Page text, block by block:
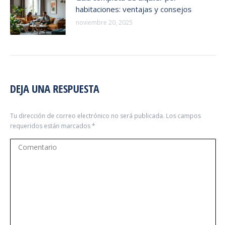
habitaciones: ventajas y consejos
noviembre 20, 2025
DEJA UNA RESPUESTA
Tu dirección de correo electrónico no será publicada. Los campos
requeridos están marcados*
Comentario